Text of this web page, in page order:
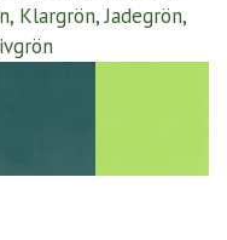
Klargrön, Jadegrön,